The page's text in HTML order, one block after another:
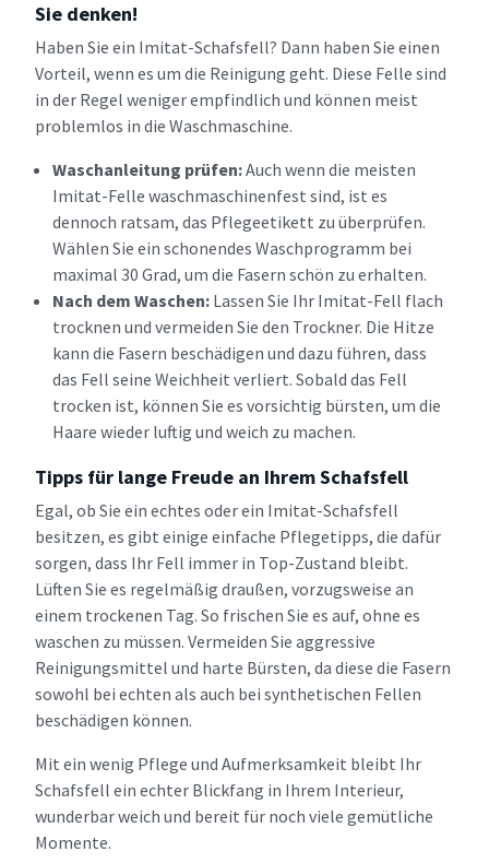
Sie denken!
Haben Sie ein Imitat-Schafsfell? Dann haben Sie einen
Vorteil, wenn es um die Reinigung geht. Diese Felle sind
in der Regel weniger empfindlich und können meist
problemlos in die Waschmaschine.
Waschanleitung prüfen:Auch wenn die meisten
Imitat-Felle waschmaschinenfest sind, ist es
dennoch ratsam, das Pflegeetikett zu überprüfen.
Wählen Sie ein schonendes Waschprogramm bei
maximal 30 Grad, um die Fasern schön zu erhalten.
Nach dem Waschen: Lassen Sie Ihr Imitat-Fell flach
trocknen und vermeiden Sie den Trockner. Die Hitze
kann die Fasern beschädigen und dazu führen, dass
das Fell seine Weichheit verliert. Sobald das Fell
trocken ist, können Sie es vorsichtig bürsten, um die
Haare wieder luftig und weich zu machen.
Tipps für lange Freude an Ihrem Schafsfell
Egal, ob Sie ein echtes oder ein Imitat-Schafsfell
besitzen, es gibt einige einfache Pflegetipps, die dafür
sorgen, dass Ihr Fell immer in Top-Zustand bleibt.
Lüften Sie es regelmäßig draußen, vorzugsweise an
einem trockenen Tag. So frischen Sie es auf, ohne es
waschen zu müssen. Vermeiden Sie aggressive
Reinigungsmittel und harte Bürsten, da diese die Fasern
sowohl bei echten als auch bei synthetischen Fellen
beschädigen können.
Mit ein wenig Pflege und Aufmerksamkeit bleibt Ihr
Schafsfell ein echter Blickfang in Ihrem Interieur,
wunderbar weich und bereit für noch viele gemütliche
Momente.